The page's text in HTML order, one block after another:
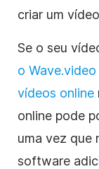
criar um vídeo
Se o seu
o Wave.video
vídeos online
online pode
uma vez que
software